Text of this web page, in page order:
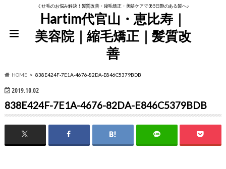
くせ毛のお悩み解決！髪質改善・縮毛矯正・美髪ケアで365日艶のある髪へ♪
Hartim代官山・恵比寿｜
美容院｜縮毛矯正｜髪質改
善
HOME 838E424F-7E1A-4676-82DA-E846C5379BDB
2019.10.02
838E424F-7E1A-4676-82DA-E846C5379BDB